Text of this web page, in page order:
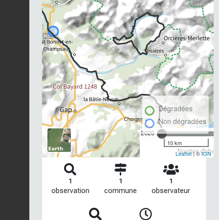
2020
Nombre
Dégradées
Non dégradées
10 km
Leaflet| ©IGN
1
observation
1
commune
1
observateur